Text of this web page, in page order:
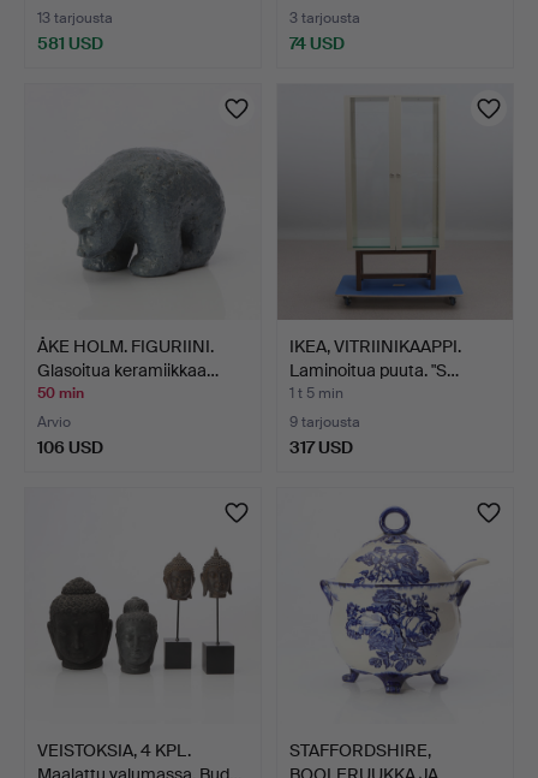
13 tarjousta
581 USD
3 tarjousta
74 USD
ÅKE HOLM. FIGURIINI.
Glasoitua keramiikkaa…
50 min
Arvio
106 USD
IKEA, VITRIINIKAAPPI.
Laminoitua puuta. "S…
1 t 5 min
9 tarjousta
317 USD
VEISTOKSIA, 4 KPL.
STAFFORDSHIRE,